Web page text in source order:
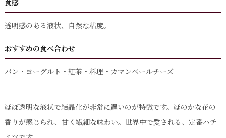
食感
透明感のある液状、自然な粘度。
おすすめの食べ合わせ
パン・ヨーグルト・紅茶・料理・カマンベールチーズ
ほぼ透明な液状で結晶化が非常に遅いのが特徴です。ほのかな花の
香りが感じられ、甘く繊細な味わい。世界中で愛される、定番ハチ